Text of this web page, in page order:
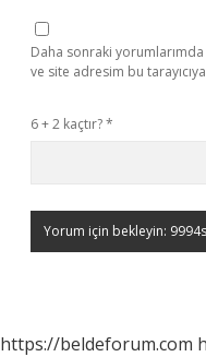
Daha sonraki
ve site adresim bu
6 + 2 kaçtır?*
https://beldeforum.com